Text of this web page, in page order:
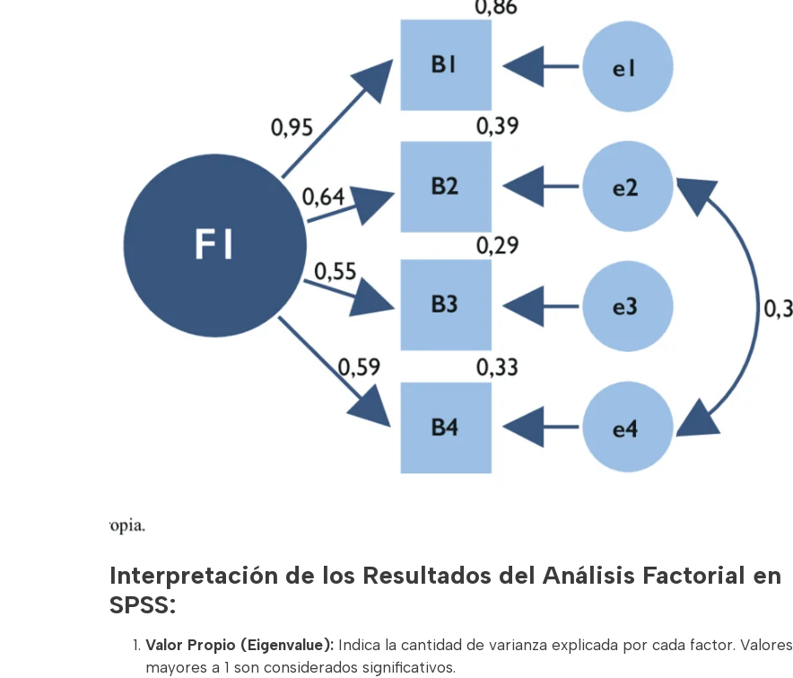
Interpretación de los Resultados del Análisis Factorial en
SPSS:
Valor Propio (Eigenvalue): Indica la cantidad de varianza explicada por cada factor. Valores
mayores a 1 son considerados significativos.